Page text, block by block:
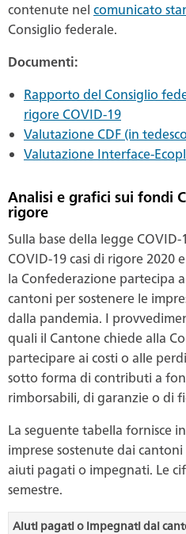
contenute nel comunicato
Consiglio federale.
Documenti:
Rapporto del Consiglio
rigore COVID-19
Valutazione CDF (in
Valutazione Interface-
Analisi e grafici sui fondi
rigore
Sulla base della legge
COVID-19 casi di rigore 2020
la Confederazione partecipa
cantoni per sostenere le
dalla pandemia. I
quali il Cantone chiede alla
partecipare ai costi o alle
sotto forma di contributi a
rimborsabili, di garanzie o di
La seguente tabella fornisce
imprese sostenute dai
aiuti pagati o impegnati. Le
semestre.
Aiuti pagati o impegnati dai